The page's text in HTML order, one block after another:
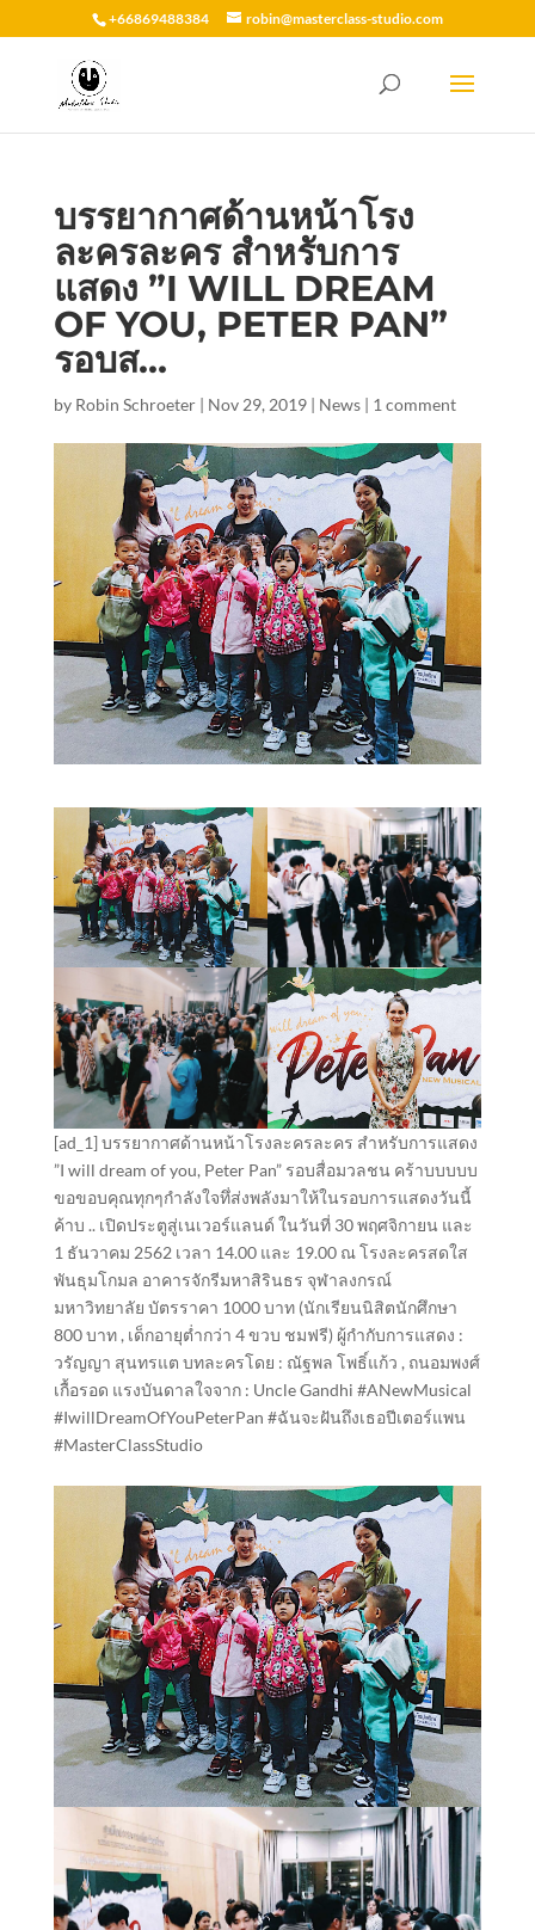
+66869488384 robin@masterclass-studio.com
บรรยากาศด้านหน้าโรง
ละครละคร สำหรับการ
แสดง ”I WILL DREAM
OF YOU, PETER PAN”
รอบส…
by Robin Schroeter| Nov 29, 2019| News| 1 comment
[ad_1] บรรยากาศด้านหน้าโรงละครละคร สำหรับการแสดง
”I will dream of you, Peter Pan” รอบสื่อมวลชน คร้าบบบบบ
ขอขอบคุณทุกๆกำลังใจทึ่ส่งพลังมาให้ในรอบการแสดงวันนี้
ค้าบ .. เปิดประตูสู่เนเวอร์แลนด์ ในวันที่ 30 พฤศจิกายน และ
1 ธันวาคม 2562 เวลา 14.00 และ 19.00 ณ โรงละครสดใส
พันธุมโกมล อาคารจักรีมหาสิรินธร จุฬาลงกรณ์
มหาวิทยาลัย บัตรราคา 1000 บาท (นักเรียนนิสิตนักศึกษา
800 บาท , เด็กอายุต่ำกว่า 4 ขวบ ชมฟรี) ผู้กำกับการแสดง :
วรัญญา สุนทรแต บทละครโดย : ณัฐพล โพธิ์แก้ว , ถนอมพงศ์
เกื้อรอด แรงบันดาลใจจาก : Uncle Gandhi #ANewMusical
#IwillDreamOfYouPeterPan #ฉันจะฝันถึงเธอปีเตอร์แพน
#MasterClassStudio